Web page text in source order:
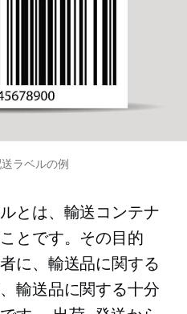
ラベルの例
とは、輸送コンテナ
とです。その目的
に、輸送品に関する
輸送品に関する十分